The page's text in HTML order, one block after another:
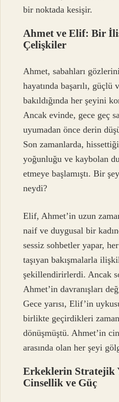
bir noktada kesişir.
Ahmet ve Elif: Bir
Çelişkiler
Ahmet, sabahları
hayatında başarılı, güçlü
bakıldığında her şeyini
Ancak evinde, gece geç
uyumadan önce derin
Son zamanlarda,
yoğunluğu ve kaybolan
etmeye başlamıştı. Bir
neydi?
Elif, Ahmet’in uzun
naif ve duygusal bir
sessiz sohbetler yapar,
taşıyan bakışmalarla
şekillendirirlerdi. Ancak
Ahmet’in davranışları
Gece yarısı, Elif’in
birlikte geçirdikleri
dönüşmüştü. Ahmet’in
arasında olan her şeyi
Erkeklerin Stratejik
Cinsellik ve Güç